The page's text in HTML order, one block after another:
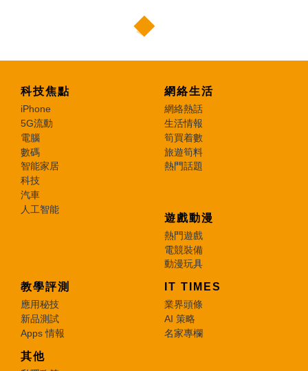
科技焦點
iPhone
5G流動
電腦
數碼
智能家居
科技
汽車
人工智能
網絡生活
網絡熱話
生活情報
筍買着數
旅遊筍料
熱門話題
遊戲動漫
熱門遊戲
電競裝備
動漫玩具
教學評測
應用秘技
新品測試
Apps 情報
IT TIMES
業界頭條
AI 策略
名家專欄
其他